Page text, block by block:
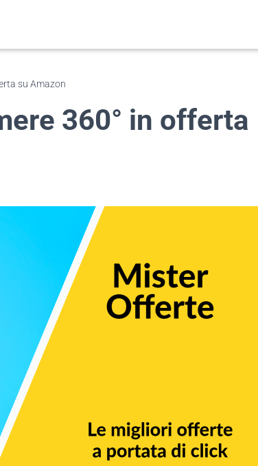
su Amazon
360° in offerta